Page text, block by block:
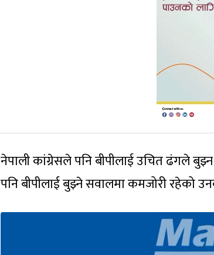
नेपाली कांग्रेसले पनि बीपीलाई उचित ढंगले
पनि बीपीलाई बुझ्ने सवालमा कमजोरी रहेको